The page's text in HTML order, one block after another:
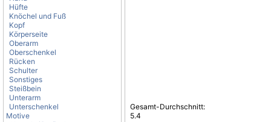
Hüfte
Knöchel und Fuß
Kopf
Körperseite
Oberarm
Oberschenkel
Rücken
Schulter
Sonstiges
Steißbein
Unterarm
Unterschenkel
Motive
Gesamt-Durchschnitt:
5.4